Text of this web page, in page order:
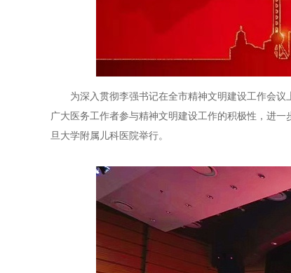
为深入贯彻李强书记在全市精神文明建设工作会
广大医务工作者参与精神文明建设工作的积极性，进
旦大学附属儿科医院举行。